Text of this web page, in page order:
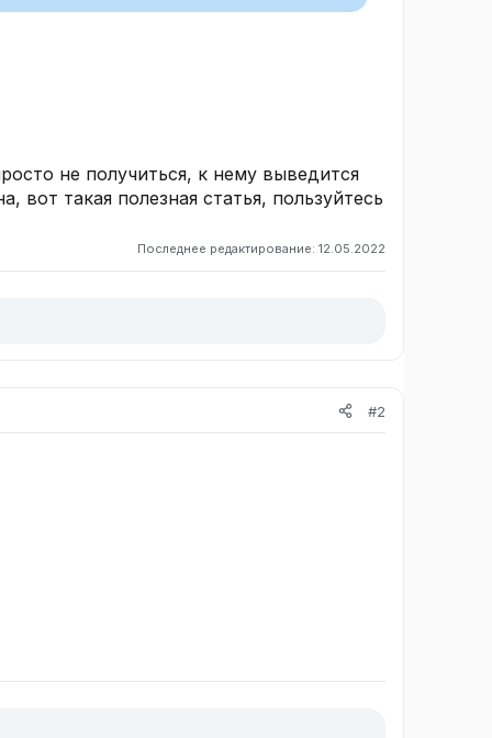
не получиться, к нему выведится
вот такая полезная статья, пользуйтесь
Последнее редактирование: 12.05.2022
#2